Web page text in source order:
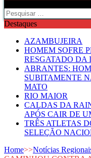
Pesquisar
por:
Destaques
AZAMBUJEIRA
HOMEM SOFRE
RESGATADO DA
ABRANTES:
SUBITAMENTE
MATO
RIO MAIOR
CALDAS DA
APÓS CAIR DE
TRÊS ATLETAS
SELEÇÃO
Home>>Notícias